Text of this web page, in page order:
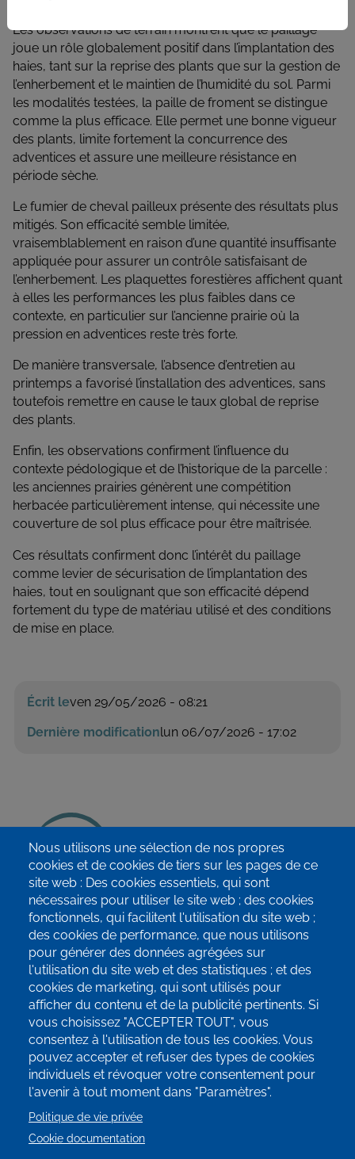
Les observations de terrain montrent que le paillage
joue un rôle globalement positif dans l’implantation des
haies, tant sur la reprise des plants que sur la gestion de
l’enherbement et le maintien de l’humidité du sol. Parmi
les modalités testées, la paille de froment se distingue
comme la plus efficace. Elle permet une bonne vigueur
des plants, limite fortement la concurrence des
adventices et assure une meilleure résistance en
période sèche.
Le fumier de cheval pailleux présente des résultats plus
mitigés. Son efficacité semble limitée,
vraisemblablement en raison d’une quantité insuffisante
appliquée pour assurer un contrôle satisfaisant de
l’enherbement. Les plaquettes forestières affichent quant
à elles les performances les plus faibles dans ce
contexte, en particulier sur l’ancienne prairie où la
pression en adventices reste très forte.
De manière transversale, l’absence d’entretien au
printemps a favorisé l’installation des adventices, sans
toutefois remettre en cause le taux global de reprise
des plants.
Enfin, les observations confirment l’influence du
contexte pédologique et de l’historique de la parcelle :
les anciennes prairies génèrent une compétition
herbacée particulièrement intense, qui nécessite une
couverture de sol plus efficace pour être maîtrisée.
Ces résultats confirment donc l’intérêt du paillage
comme levier de sécurisation de l’implantation des
haies, tout en soulignant que son efficacité dépend
fortement du type de matériau utilisé et des conditions
de mise en place.
Écrit leven 29/05/2026 - 08:21
Dernière modificationlun 06/07/2026 - 17:02
info@terrae-agroecologie.be
Inscrivez-vous à notre newsletter!
SUIVEZ-NOUS SUR LES RÉSEAUX
SOCIAUX!
Nous utilisons une sélection de nos propres
cookies et de cookies de tiers sur les pages de ce
site web : Des cookies essentiels, qui sont
nécessaires pour utiliser le site web ; des cookies
fonctionnels, qui facilitent l'utilisation du site web ;
des cookies de performance, que nous utilisons
pour générer des données agrégées sur
l'utilisation du site web et des statistiques ; et des
cookies de marketing, qui sont utilisés pour
afficher du contenu et de la publicité pertinents. Si
vous choisissez "ACCEPTER TOUT", vous
consentez à l'utilisation de tous les cookies. Vous
pouvez accepter et refuser des types de cookies
individuels et révoquer votre consentement pour
l'avenir à tout moment dans "Paramètres".
Politique de vie privée
Cookie documentation